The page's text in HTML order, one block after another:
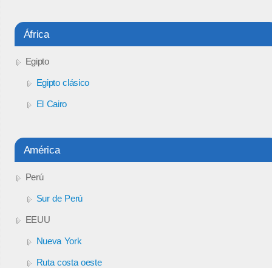
África
Egipto
Egipto clásico
El Cairo
América
Perú
Sur de Perú
EEUU
Nueva York
Ruta costa oeste